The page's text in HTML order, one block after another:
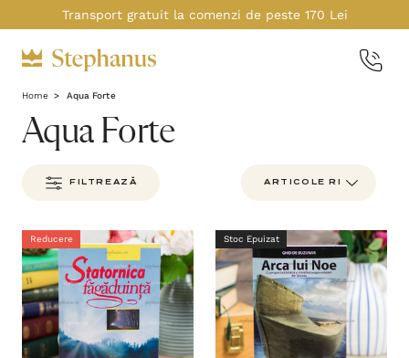
Transport gratuit la comenzi de peste 170 Lei
Home Aqua Forte
Aqua Forte
FILTREAZĂ
Reducere Stoc Epuizat